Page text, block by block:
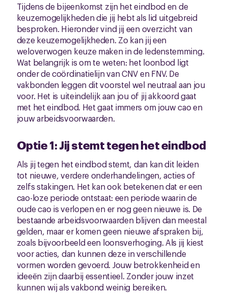
Tijdens de bijeenkomst zijn het eindbod en de
keuzemogelijkheden die jij hebt als lid uitgebreid
besproken. Hieronder vind jij een overzicht van
deze keuzemogelijkheden. Zo kan jij een
weloverwogen keuze maken in de ledenstemming.
Wat belangrijk is om te weten: het loonbod ligt
onder de coördinatielijn van CNV en FNV. De
vakbonden leggen dit voorstel wel neutraal aan jou
voor. Het is uiteindelijk aan jou of jij akkoord gaat
met het eindbod. Het gaat immers om jouw cao en
jouw arbeidsvoorwaarden.
Optie 1: Jij stemt tegen het eindbod
Als jij tegen het eindbod stemt, dan kan dit leiden
tot nieuwe, verdere onderhandelingen, acties of
zelfs stakingen. Het kan ook betekenen dat er een
cao-loze periode ontstaat: een periode waarin de
oude cao is verlopen en er nog geen nieuwe is. De
bestaande arbeidsvoorwaarden blijven dan meestal
gelden, maar er komen geen nieuwe afspraken bij,
zoals bijvoorbeeld een loonsverhoging. Als jij kiest
voor acties, dan kunnen deze in verschillende
vormen worden gevoerd. Jouw betrokkenheid en
ideeën zijn daarbij essentieel. Zonder jouw inzet
kunnen wij als vakbond weinig bereiken.